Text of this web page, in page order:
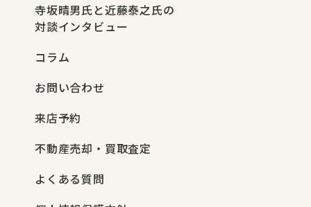
寺坂晴男氏と近藤泰之氏の
対談インタビュー
コラム
お問い合わせ
来店予約
不動産売却・買取査定
よくある質問